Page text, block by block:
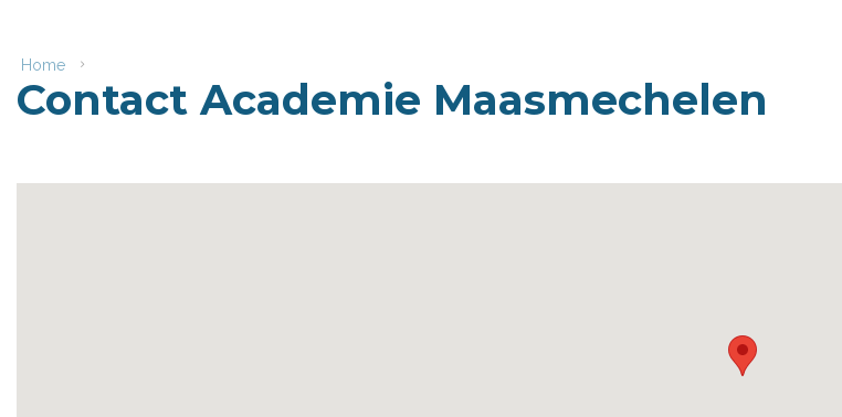
Home
Academie
Maasmechelen
Contact Academie Maasmechelen